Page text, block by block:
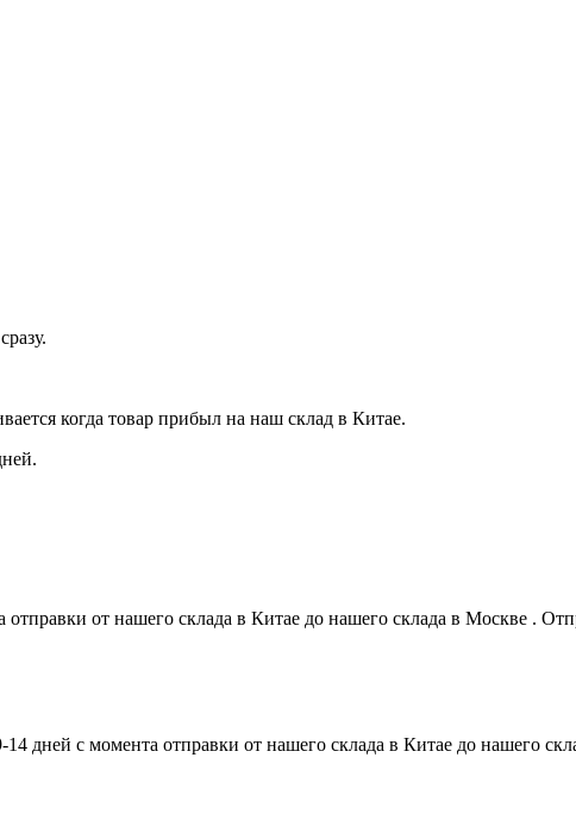
когда товар прибыл на наш склад в Китае.
отправки от нашего склада в Китае до нашего склада в Москве .
14 дней с момента отправки от нашего склада в Китае до нашего